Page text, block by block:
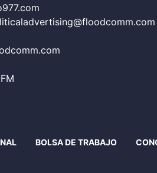
BOLSA DE TRABAJO